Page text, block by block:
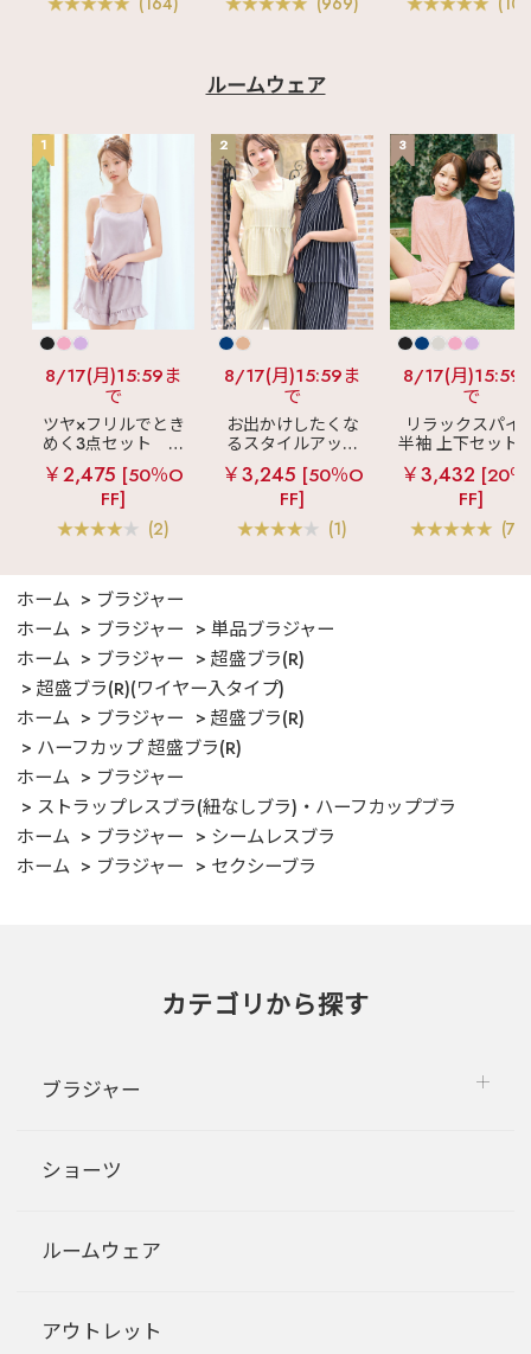
ルームウェア
1
8/17(月)15:59ま
で
ツヤ×フリルでとき
めく3点セット
シ
ルキー ショートパ
ンツ 3点セット
￥2,475 [50％O
FF]
(2)
2
8/17(月)15:59ま
で
お出かけしたくな
るスタイルアップ
見え
ストライプ
フリル ロングパン
ツ 綿混 上下セット
￥3,245 [50％O
FF]
(1)
3
8/17(月)15:59
で
リラックスパイ
半袖 上下セット
女兼用サイズ)
￥3,432 [20
FF]
ホーム
ブラジャー
ホーム
ブラジャー
単品ブラジャー
ホーム
ブラジャー
超盛ブラ(R)
超盛ブラ(R)(ワイヤー入タイプ)
ホーム
ブラジャー
超盛ブラ(R)
ハーフカップ 超盛ブラ(R)
ホーム
ブラジャー
ストラップレスブラ(紐なしブラ)・ハーフカップブラ
ホーム
ブラジャー
シームレスブラ
ホーム
ブラジャー セクシーブラ
カテゴリから探す
ブラジャー
ショーツ
ルームウェア
アウトレット